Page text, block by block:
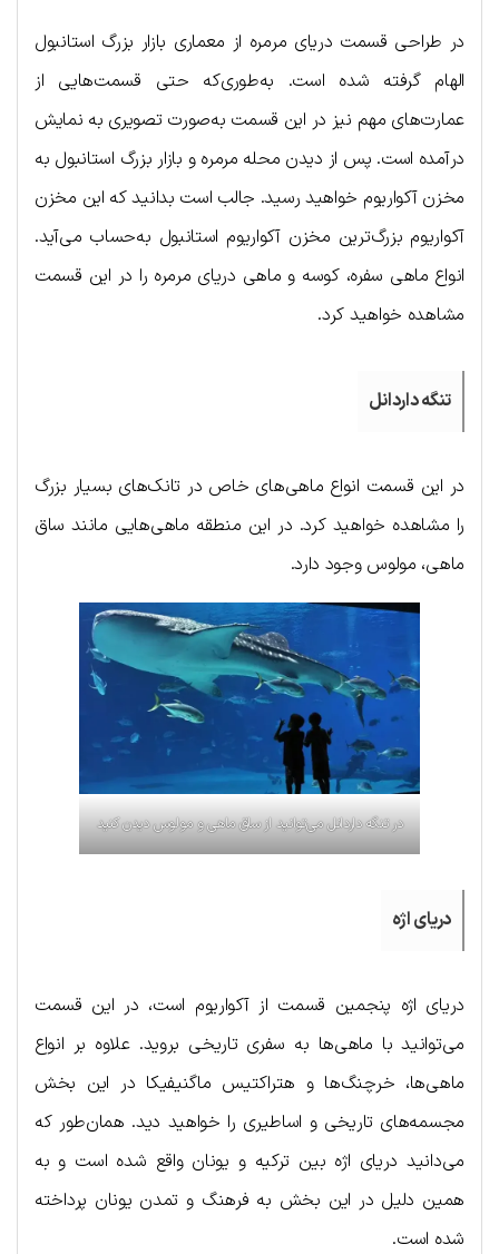
در طراحی قسمت دریای مرمره از معماری بازار بزرگ استانبول
الهام گرفته شده است. به‌طوری‌که حتی قسمت‌هایی از
عمارت‌های مهم نیز در این قسمت به‌صورت تصویری به نمایش
درآمده است. پس از دیدن محله مرمره و بازار بزرگ استانبول به
مخزن آکواریوم خواهید رسید. جالب است بدانید که این مخزن
آکواریوم بزرگ‌ترین مخزن آکواریوم استانبول به‌حساب می‌آید.
انواع ماهی سفره، کوسه و ماهی دریای مرمره را در این قسمت
مشاهده خواهید کرد.
تنگه داردانل
در این قسمت انواع ماهی‌های خاص در تانک‌های بسیار بزرگ
را مشاهده خواهید کرد. در این منطقه ماهی‌هایی مانند ساق
ماهی، مولوس وجود دارد.
در تنگه داردانل می‌توانید از ساق ماهی و مولوس دیدن کنید
دریای اژه
دریای اژه پنجمین قسمت از آکواریوم است، در این قسمت
می‌توانید با ماهی‌ها به سفری تاریخی بروید. علاوه بر انواع
ماهی‌ها، خرچنگ‌ها و هتراکتیس ماگنیفیکا در این بخش
مجسمه‌های تاریخی و اساطیری را خواهید دید. همان‌طور که
می‌دانید دریای اژه بین ترکیه و یونان واقع شده است و به
همین دلیل در این بخش به فرهنگ و تمدن یونان پرداخته
شده است.